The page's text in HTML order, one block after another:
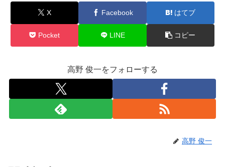
X Facebook はてブ
Pocket LINE コピー
高野 俊一をフォローする
高野 俊一